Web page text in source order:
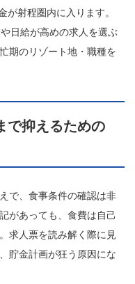
射程圏内に入ります。
日給が高めの求人を選ぶ
期のリゾート地・職種を
で抑えるための
で、食事条件の確認は非
があっても、食費は自己
求人票を読み解く際に見
貯金計画が狂う原因にな